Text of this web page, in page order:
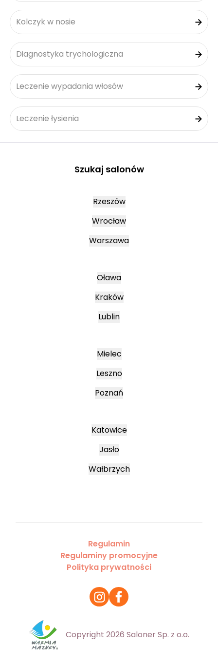
Kolczyk w nosie
Diagnostyka trychologiczna
Leczenie wypadania włosów
Leczenie łysienia
Szukaj salonów
Rzeszów
Wrocław
Warszawa
Oława
Kraków
Lublin
Mielec
Leszno
Poznań
Katowice
Jasło
Wałbrzych
Regulamin
Regulaminy promocyjne
Polityka prywatności
Copyright 2026 Saloner Sp. z o.o.